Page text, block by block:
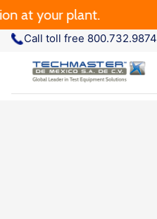
your plant.
Call toll free 800.732.9874